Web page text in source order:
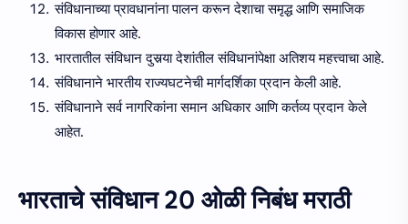
संविधानाच्या प्रावधानांना पालन करून देशाचा समृद्ध आणि समाजिक
विकास होणार आहे.
भारतातील संविधान दुसर्‍या देशांतील संविधानांपेक्षा अतिशय महत्त्वाचा आहे.
संविधानाने भारतीय राज्यघटनेची मार्गदर्शिका प्रदान केली आहे.
संविधानाने सर्व नागरिकांना समान अधिकार आणि कर्तव्य प्रदान केले
आहेत.
भारताचे संविधान 20 ओळी निबंध मराठी